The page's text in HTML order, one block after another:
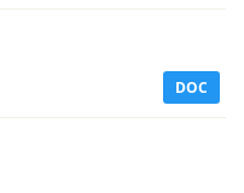
DOC